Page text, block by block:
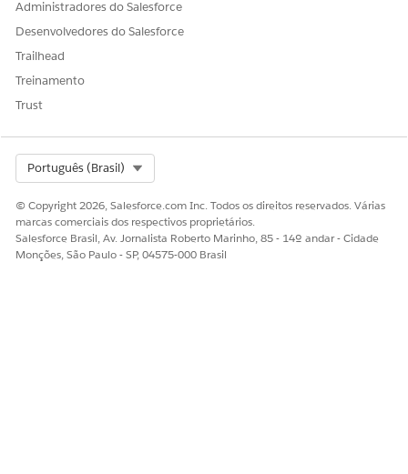
Administradores do Salesforce
Desenvolvedores do Salesforce
Trailhead
Treinamento
Trust
Português (Brasil)
© Copyright 2026, Salesforce.com Inc. Todos os direitos reservados. Várias
marcas comerciais dos respectivos proprietários.
Salesforce Brasil, Av. Jornalista Roberto Marinho, 85 - 14º andar - Cidade
Monções, São Paulo - SP, 04575-000 Brasil